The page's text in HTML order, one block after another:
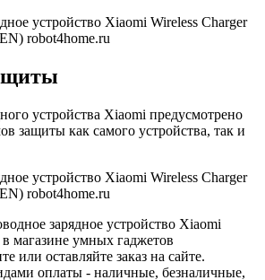
устройства Xiaomi предусмотрено
защиты как самого устройства, так и
зарядное устройство Xiaomi
магазине умных гаджетов
или оставляйте заказ на сайте.
оплаты - наличные, безналичные,